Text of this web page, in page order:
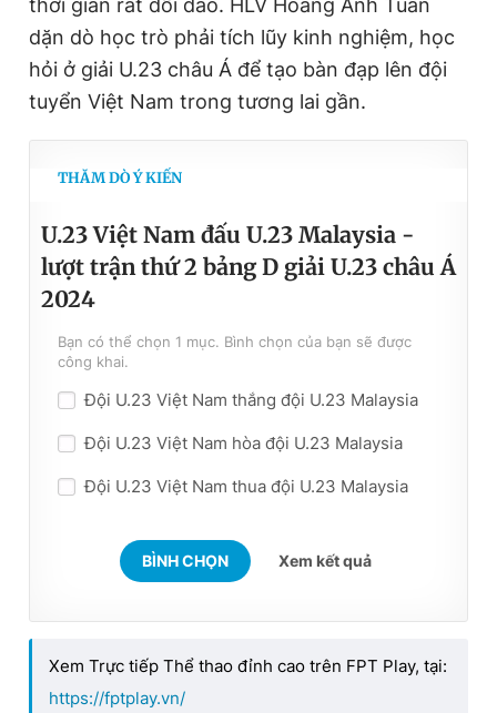
thời gian rất dồi dào. HLV Hoàng Anh Tuấn
dặn dò học trò phải tích lũy kinh nghiệm, học
hỏi ở giải U.23 châu Á để tạo bàn đạp lên đội
tuyển Việt Nam trong tương lai gần.
THĂM DÒ Ý KIẾN
U.23 Việt Nam đấu U.23 Malaysia -
lượt trận thứ 2 bảng D giải U.23 châu Á
2024
Bạn có thể chọn 1 mục. Bình chọn của bạn sẽ được
công khai.
Đội U.23 Việt Nam thắng đội U.23 Malaysia
Đội U.23 Việt Nam hòa đội U.23 Malaysia
Đội U.23 Việt Nam thua đội U.23 Malaysia
BÌNH CHỌN Xem kết quả
Xem Trực tiếp Thể thao đỉnh cao trên FPT Play, tại:
https://fptplay.vn/